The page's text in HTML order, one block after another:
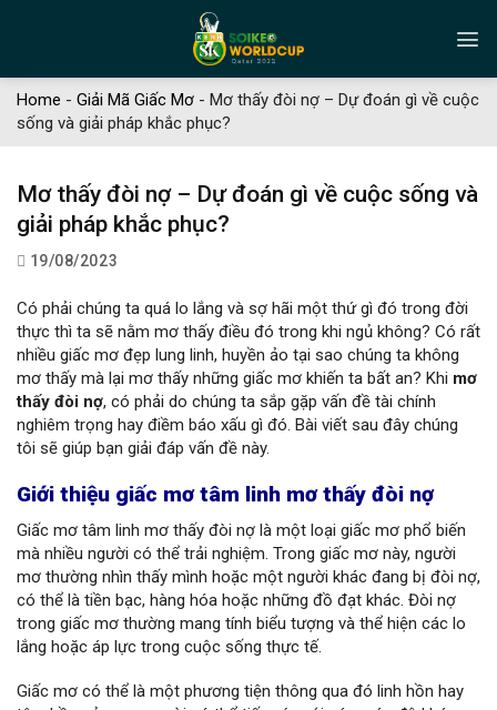
Home - Giải Mã Giấc Mơ - Mơ thấy đòi nợ – Dự đoán gì về cuộc
sống và giải pháp khắc phục?
Mơ thấy đòi nợ – Dự đoán gì về cuộc sống và
giải pháp khắc phục?
19/08/2023
Có phải chúng ta quá lo lắng và sợ hãi một thứ gì đó trong đời
thực thì ta sẽ nằm mơ thấy điều đó trong khi ngủ không? Có rất
nhiều giấc mơ đẹp lung linh, huyền ảo tại sao chúng ta không
mơ thấy mà lại mơ thấy những giấc mơ khiến ta bất an? Khi mơ
thấy đòi nợ, có phải do chúng ta sắp gặp vấn đề tài chính
nghiêm trọng hay điềm báo xấu gì đó. Bài viết sau đây chúng
tôi sẽ giúp bạn giải đáp vấn đề này.
Giới thiệu giấc mơ tâm linh mơ thấy đòi nợ
Giấc mơ tâm linh mơ thấy đòi nợ là một loại giấc mơ phổ biến
mà nhiều người có thể trải nghiệm. Trong giấc mơ này, người
mơ thường nhìn thấy mình hoặc một người khác đang bị đòi nợ,
có thể là tiền bạc, hàng hóa hoặc những đồ đạt khác. Đòi nợ
trong giấc mơ thường mang tính biểu tượng và thể hiện các lo
lắng hoặc áp lực trong cuộc sống thực tế.
Giấc mơ có thể là một phương tiện thông qua đó linh hồn hay